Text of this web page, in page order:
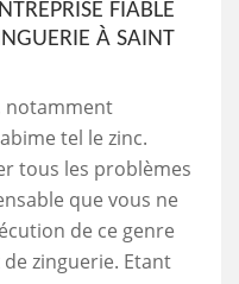
FIABLE
À SAINT
notamment
tel le zinc.
tous les problèmes
que vous ne
de ce genre
zinguerie. Etant